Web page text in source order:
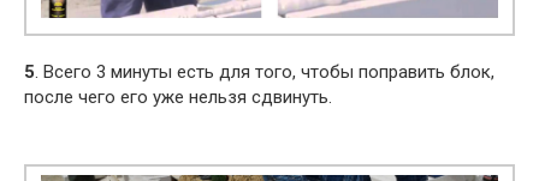
5. Всего 3 минуты есть для того, чтобы поправить блок,
после чего его уже нельзя сдвинуть.